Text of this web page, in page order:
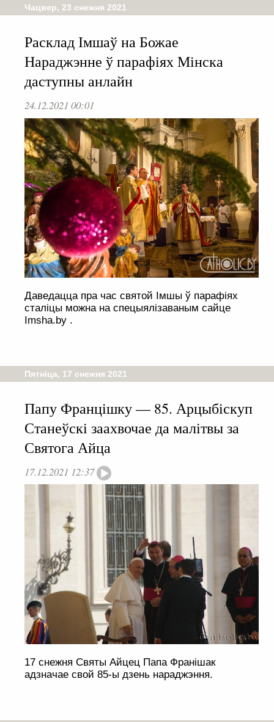
Чацвер, 23 снежня 2021
Расклад Імшаў на Божае
Нараджэнне ў парафіях Мінска
даступны анлайн
24.12.2021 00:01
Даведацца пра час святой Імшы ў парафіях
сталіцы можна на спецыялізаваным сайце
Imsha.by .
Пятніца, 17 снежня 2021
Папу Францішку — 85. Арцыбіскуп
Станеўскі заахвочае да малітвы за
Святога Айца
17.12.2021 12:37
17 снежня Святы Айцец Папа Франішак
адзначае свой 85-ы дзень нараджэння.